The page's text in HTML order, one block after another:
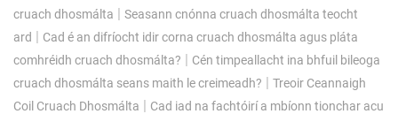
cruach dhosmálta | Seasann cnónna cruach dhosmálta teocht
ard | Cad é an difríocht idir corna cruach dhosmálta agus pláta
comhréidh cruach dhosmálta? | Cén timpeallacht ina bhfuil bileoga
cruach dhosmálta seans maith le creimeadh? | Treoir Ceannaigh
Coil Cruach Dhosmálta | Cad iad na fachtóirí a mbíonn tionchar acu